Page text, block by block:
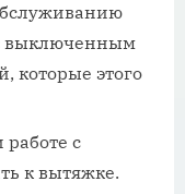
выключенным
которые этого
с
к вытяжке.